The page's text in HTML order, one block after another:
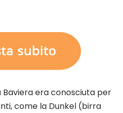
Baviera era conosciuta per
come la Dunkel (birra